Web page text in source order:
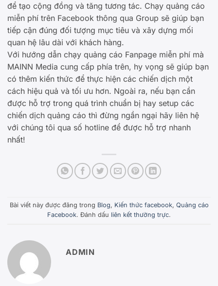
để tạo cộng đồng và tăng tương tác. Chạy quảng cáo
miễn phí trên Facebook thông qua Group sẽ giúp bạn
tiếp cận đúng đối tượng mục tiêu và xây dựng mối
quan hệ lâu dài với khách hàng.
Với hướng dẫn chạy quảng cáo Fanpage miễn phí mà
MAINN Media cung cấp phía trên, hy vọng sẽ giúp bạn
có thêm kiến thức để thực hiện các chiến dịch một
cách hiệu quả và tối ưu hơn. Ngoài ra, nếu bạn cần
được hỗ trợ trong quá trình chuẩn bị hay setup các
chiến dịch quảng cáo thì đừng ngần ngại hãy liên hệ
với chúng tôi qua số hotline để được hỗ trợ nhanh
nhất!
Bài viết này được đăng trong Blog, Kiến thức facebook, Quảng cáo
Facebook. Đánh dấu liên kết thường trực.
ADMIN